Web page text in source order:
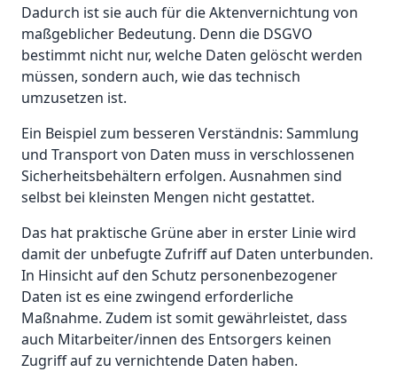
Dadurch ist sie auch für die Aktenvernichtung von
maßgeblicher Bedeutung. Denn die DSGVO
bestimmt nicht nur, welche Daten gelöscht werden
müssen, sondern auch, wie das technisch
umzusetzen ist.
Ein Beispiel zum besseren Verständnis: Sammlung
und Transport von Daten muss in verschlossenen
Sicherheitsbehältern erfolgen. Ausnahmen sind
selbst bei kleinsten Mengen nicht gestattet.
Das hat praktische Grüne aber in erster Linie wird
damit der unbefugte Zufriff auf Daten unterbunden.
In Hinsicht auf den Schutz personenbezogener
Daten ist es eine zwingend erforderliche
Maßnahme. Zudem ist somit gewährleistet, dass
auch Mitarbeiter/innen des Entsorgers keinen
Zugriff auf zu vernichtende Daten haben.